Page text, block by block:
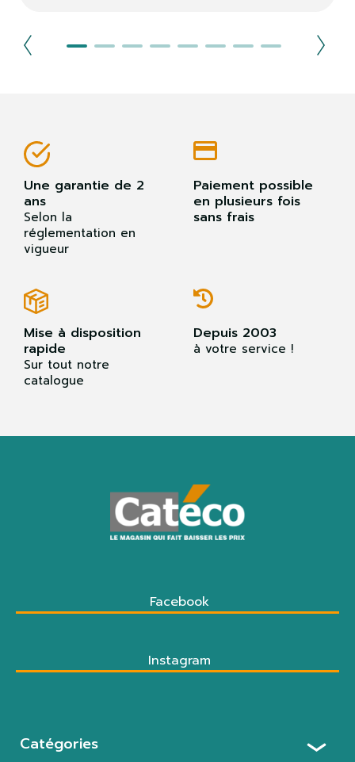
Une garantie de 2
ans
Selon la
réglementation en
vigueur
Paiement possible
en plusieurs fois
sans frais
Mise à disposition
rapide
Sur tout notre
catalogue
Depuis 2003
à votre service !
Facebook
Instagram
Catégories